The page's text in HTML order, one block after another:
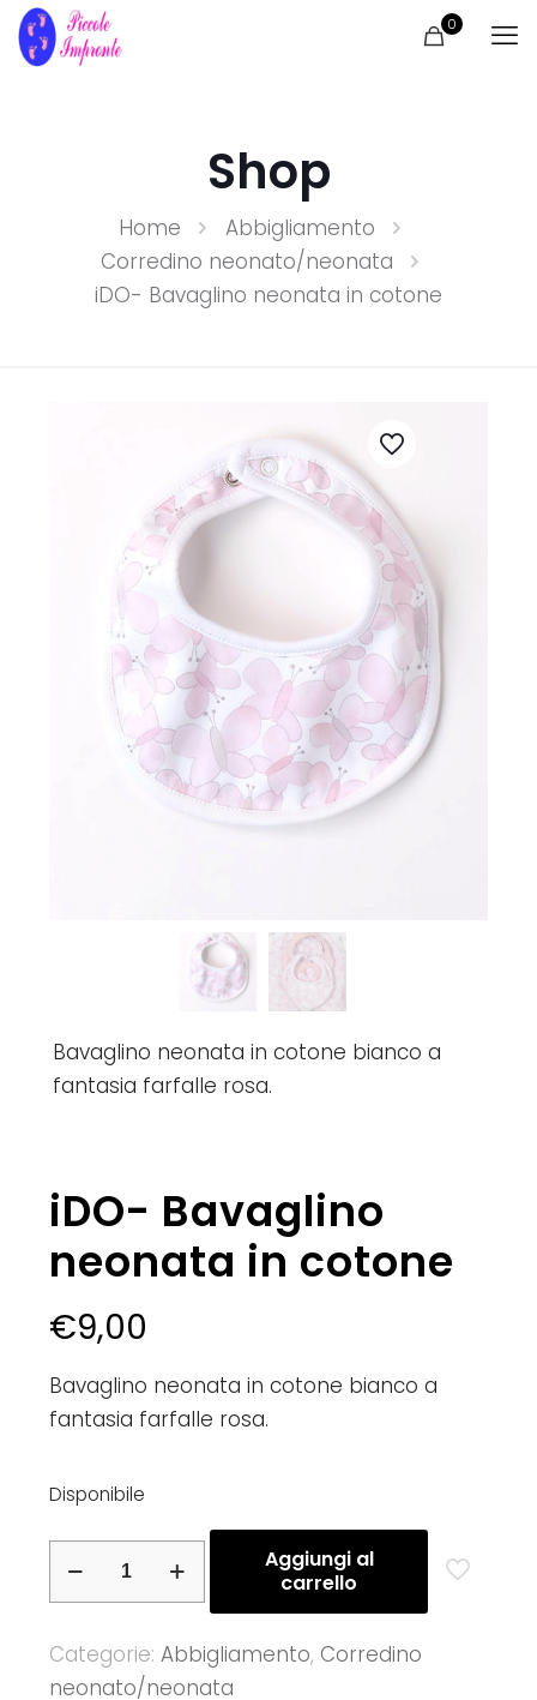
0
Shop
Home
Abbigliamento
Corredino neonato/neonata
iDO- Bavaglino neonata in cotone
Bavaglino neonata in cotone bianco a
fantasia farfalle rosa.
iDO- Bavaglino
neonata in cotone
€9,00
Bavaglino neonata in cotone bianco a
fantasia farfalle rosa.
Disponibile
in
cotone
Aggiungi al
carrello
Categorie: Abbigliamento, Corredino
neonato/neonata